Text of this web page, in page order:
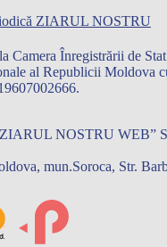
Camera Înregistrării de
al Republicii Moldova
NOSTRU WEB”
mun.Soroca, Str.